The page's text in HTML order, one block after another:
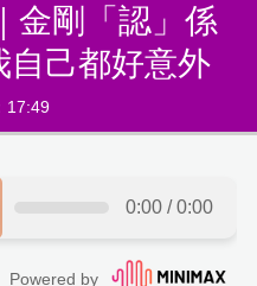
金剛「認」係
自己都好意外
17:49